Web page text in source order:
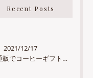
Recent Posts
2021/12/17
通販でコーヒーギフトをお考えの方へ朗報です